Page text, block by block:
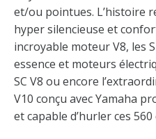
et/ou pointues. L’histoire
hyper silencieuse et
incroyable moteur V8, les
essence et moteurs
SC V8 ou encore
V10 conçu avec Yamaha
et capable d’hurler ces